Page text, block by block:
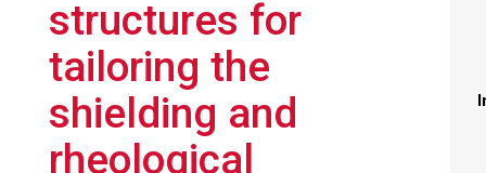
structures for
tailoring the
shielding and
rheological